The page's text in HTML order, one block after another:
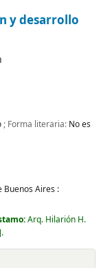
y desarrollo
; Forma literaria: No es
Buenos Aires :
Arq. Hilarión H.
.